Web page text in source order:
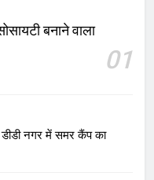
बनाने वाला
01
नगर में समर कैंप का